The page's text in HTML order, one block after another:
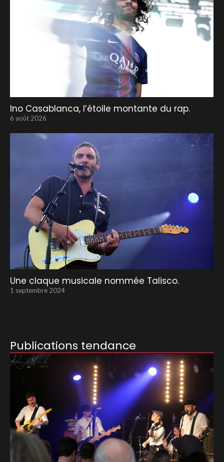
Ino Casablanca, l’étoile montante du rap.
6 août 2026
Une claque musicale nommée Talisco.
1 septembre 2024
Publications tendance